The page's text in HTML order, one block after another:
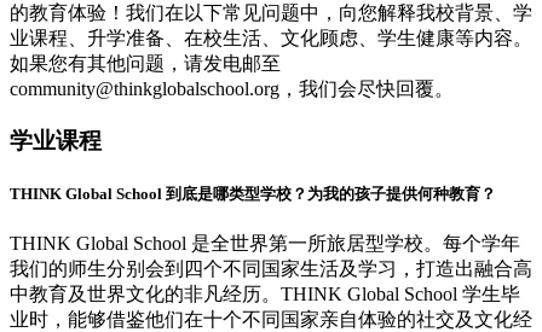
的教育体验！我们在以下常见问题中，向您解释我校背景、学
业课程、升学准备、在校生活、文化顾虑、学生健康等内容。
如果您有其他问题，请发电邮至
community@thinkglobalschool.org，我们会尽快回覆。
学业课程
THINK Global School 到底是哪类型学校？为我的孩子提供何种教育？
THINK Global School 是全世界第一所旅居型学校。每个学年
我们的师生分别会到四个不同国家生活及学习，打造出融合高
中教育及世界文化的非凡经历。THINK Global School 学生毕
业时，能够借鉴他们在十个不同国家亲自体验的社交及文化经